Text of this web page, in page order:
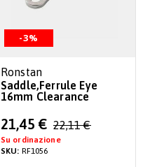
-3%
Ronstan
Saddle,Ferrule Eye
16mm Clearance
Special
Price
21,45 € 22,11 €
Su ordinazione
SKU: RF1056